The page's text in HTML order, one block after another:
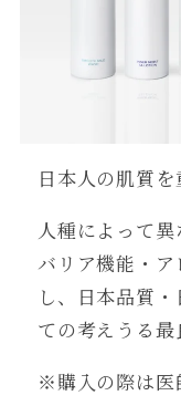
日本人の肌質を
人種によって
バリア機能・
し、日本品質
ての考えうる最
※購入の際は医